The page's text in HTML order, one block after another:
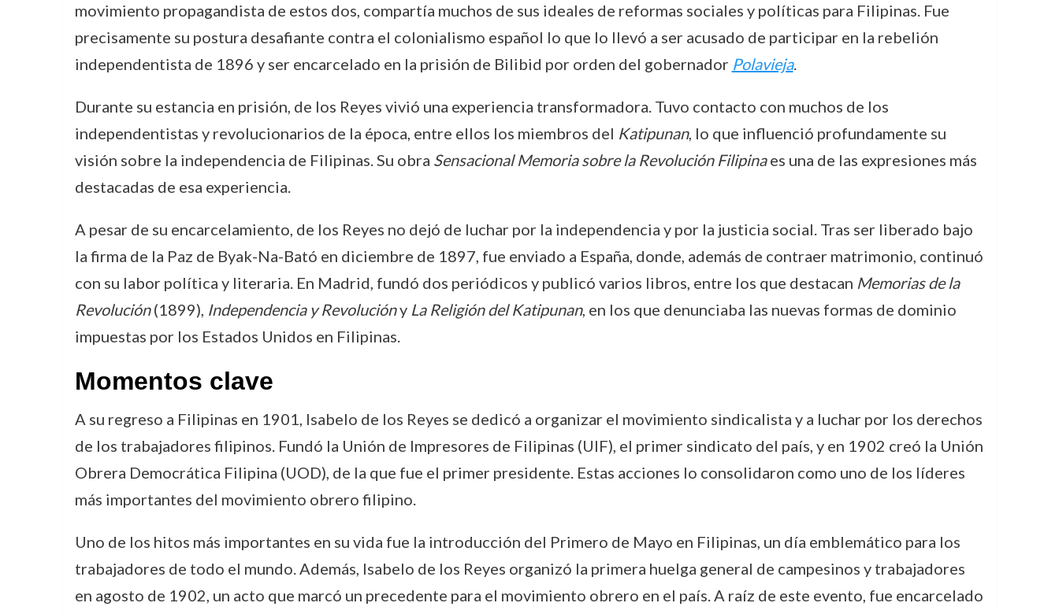
movimiento propagandista de estos dos, compartía muchos de sus ideales de reformas sociales y políticas para Filipinas. Fue
precisamente su postura desafiante contra el colonialismo español lo que lo llevó a ser acusado de participar en la rebelión
independentista de 1896 y ser encarcelado en la prisión de Bilibid por orden del gobernador Polavieja.
Durante su estancia en prisión, de los Reyes vivió una experiencia transformadora. Tuvo contacto con muchos de los
independentistas y revolucionarios de la época, entre ellos los miembros del Katipunan, lo que influenció profundamente su
visión sobre la independencia de Filipinas. Su obra Sensacional Memoria sobre la Revolución Filipinaes una de las expresiones más
destacadas de esa experiencia.
A pesar de su encarcelamiento, de los Reyes no dejó de luchar por la independencia y por la justicia social. Tras ser liberado bajo
la firma de la Paz de Byak-Na-Bató en diciembre de 1897, fue enviado a España, donde, además de contraer matrimonio, continuó
con su labor política y literaria. En Madrid, fundó dos periódicos y publicó varios libros, entre los que destacan Memorias de la
Revolución(1899), Independencia y Revolucióny La Religión del Katipunan, en los que denunciaba las nuevas formas de dominio
impuestas por los Estados Unidos en Filipinas.
Momentos clave
A su regreso a Filipinas en 1901, Isabelo de los Reyes se dedicó a organizar el movimiento sindicalista y a luchar por los derechos
de los trabajadores filipinos. Fundó la Unión de Impresores de Filipinas (UIF), el primer sindicato del país, y en 1902 creó la Unión
Obrera Democrática Filipina (UOD), de la que fue el primer presidente. Estas acciones lo consolidaron como uno de los líderes
más importantes del movimiento obrero filipino.
Uno de los hitos más importantes en su vida fue la introducción del Primero de Mayo en Filipinas, un día emblemático para los
trabajadores de todo el mundo. Además, Isabelo de los Reyes organizó la primera huelga general de campesinos y trabajadores
en agosto de 1902, un acto que marcó un precedente para el movimiento obrero en el país. A raíz de este evento, fue encarcelado